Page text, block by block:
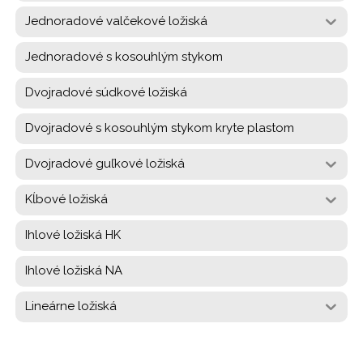
Jednoradové valčekové ložiská
Jednoradové s kosouhlým stykom
Dvojradové súdkové ložiská
Dvojradové s kosouhlým stykom kryte plastom
Dvojradové guľkové ložiská
Kĺbové ložiská
Ihlové ložiská HK
Ihlové ložiská NA
Lineárne ložiská